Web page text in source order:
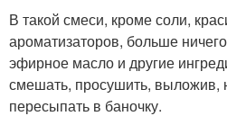
В такой смеси, кроме соли,
ароматизаторов, больше
эфирное масло и другие
смешать, просушить, выложив,
пересыпать в баночку.